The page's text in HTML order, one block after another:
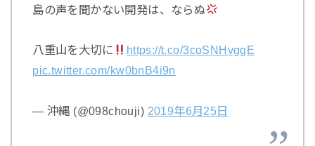
島の声を聞かない開発は、ならぬ
八重山を大切に
https://t.co/3coSNHvggE
pic.twitter.com/kw0bnB4i9n
— 沖縄 (@098chouji) 2019年6月25日